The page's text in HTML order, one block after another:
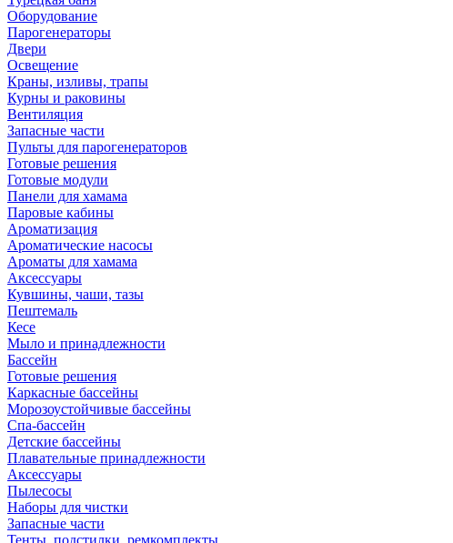
Оборудование
Парогенераторы
Двери
Освещение
Краны, изливы, трапы
Курны и раковины
Вентиляция
Запасные части
Пульты для парогенераторов
Готовые решения
Готовые модули
Панели для хамама
Паровые кабины
Ароматизация
Ароматические насосы
Ароматы для хамама
Аксессуары
Кувшины, чаши, тазы
Пештемаль
Кесе
Мыло и принадлежности
Бассейн
Готовые решения
Каркасные бассейны
Морозоустойчивые бассейны
Спа-бассейн
Детские бассейны
Плавательные принадлежности
Аксессуары
Пылесосы
Наборы для чистки
Запасные части
Тенты, подстилки, ремкомплекты